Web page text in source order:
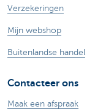
Verzekeringen
Mijn webshop
Buitenlandse handel
Contacteer ons
Maak een afspraak